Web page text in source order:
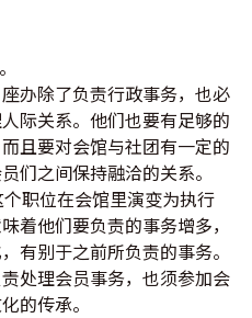
。
办除了负责行政事务，也必
际关系。他们也要有足够的
且要对会馆与社团有一定的
们之间保持融洽的关系。
职位在会馆里演变为执行
着他们要负责的事务增多，
有别于之前所负责的事务。
处理会员事务，也须参加会
的传承。